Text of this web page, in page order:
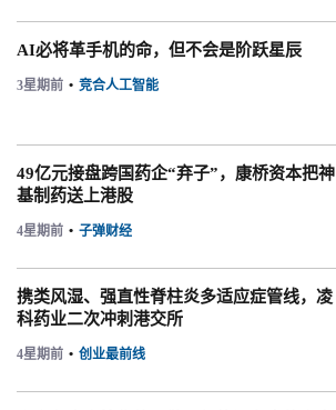
AI必将革手机的命，但不会是阶跃星辰
3星期前 • 竞合人工智能
49亿元接盘跨国药企“弃子”，康桥资本把神
基制药送上港股
4星期前 • 子弹财经
携类风湿、强直性脊柱炎多适应症管线，凌
科药业二次冲刺港交所
4星期前 • 创业最前线